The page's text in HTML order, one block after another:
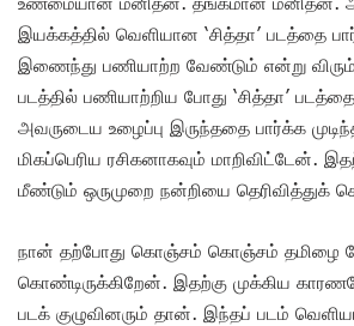
இயக்கத்தில் வெளியான ‘சித்தா’ படத்தை
இணைந்து பணியாற்ற வேண்டும் என்று
படத்தில் பணியாற்றிய போது ‘சித்தா’
அவருடைய உழைப்பு இருந்ததை பார்க்க
மிகப்பெரிய ரசிகனாகவும் மாறிவிட்டேன்.
மீண்டும் ஒருமுறை நன்றியை தெரிவித்துக்
நான் தற்போது கொஞ்சம் கொஞ்சம் தமிழை
கொண்டிருக்கிறேன். இதற்கு முக்கிய
படக் குழுவினரும் தான். இந்தப் படம்